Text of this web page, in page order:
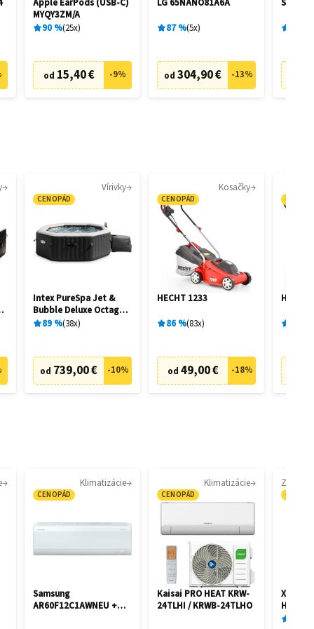
Apple EarPods (USB‑C)
MYQY3ZM/A
90 % 25x
od 15,40 € -9%
LG 65NANO81A6A
87% 5x
od 304,90 € -13%
Vírivky
CENOPÁD
Intex PureSpa Jet &
Bubble Deluxe Octagon
28458
89 % 38x
od 739,00 € -10%
Kosačky
CENOPÁD
HECHT 1233
86 % 83x
od 49,00 € -18%
HECHT
Klimatizácie
CENOPÁD
Samsung
AR60F12C1AWNEU +
Klimatizácie
CENOPÁD
Kaisai PRO HEAT KRW-
24TLHI / KRWB-24TLHO
Xiaomi